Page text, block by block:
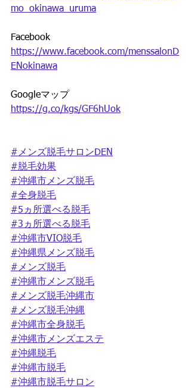
mo_okinawa_uruma
Facebook
https://www.facebook.com/menssalonD
ENokinawa
Googleマップ
https://g.co/kgs/GF6hUok
#メンズ脱毛サロンDEN
#脱毛効果
#沖縄市メンズ脱毛
#全身脱毛
#5ヵ所選べる脱毛
#3ヵ所選べる脱毛
#沖縄市VIO脱毛
#沖縄県メンズ脱毛
#メンズ脱毛
#沖縄市メンズ脱毛
#メンズ脱毛沖縄市
#メンズ脱毛沖縄
#沖縄市全身脱毛
#沖縄市メンズエステ
#沖縄脱毛
#沖縄市脱毛
#沖縄市脱毛サロン